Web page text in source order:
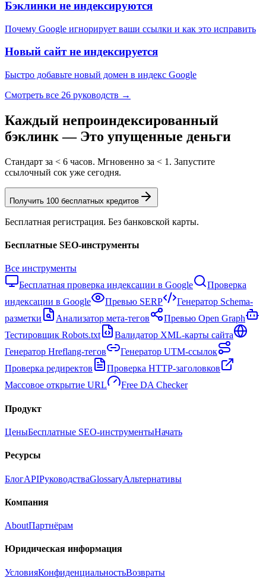
Бэклинки не индексируются
Почему Google игнорирует ваши ссылки и как это исправить
Новый сайт не индексируется
Быстро добавьте новый домен в индекс Google
Смотреть все 26 руководств →
Каждый непроиндексированный
бэклинк — Это упущенные деньги
Стандарт за < 6 часов. Мгновенно за < 1. Запустите
ссылочный сок уже сегодня.
Получить 100 бесплатных кредитов
Бесплатная регистрация. Без банковской карты.
Бесплатные SEO-инструменты
Все инструменты
Бесплатная проверка индексации в Google
Проверка
индексации в Google
Превью SERP
Генератор Schema-
разметки
Анализатор мета-тегов
Превью Open Graph
Тестировщик Robots.txt
Валидатор XML-карты сайта
Генератор Hreflang-тегов
Генератор UTM-ссылок
Проверка редиректов
Проверка HTTP-заголовков
Массовое открытие URL
Free DA Checker
Продукт
ЦеныБесплатные SEO-инструментыНачать
Ресурсы
БлогAPIРуководстваGlossaryАльтернативы
Компания
AboutПартнёрам
Юридическая информация
УсловияКонфиденциальностьВозвраты